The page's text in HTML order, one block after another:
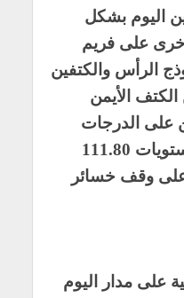
ين اليوم بشكل
على فريم
الرأس والكتفين
الأيمن
على الدرجات
الاعلى حيث نستهدف مستويات 111.80
وقف خسائر
على مدار اليوم